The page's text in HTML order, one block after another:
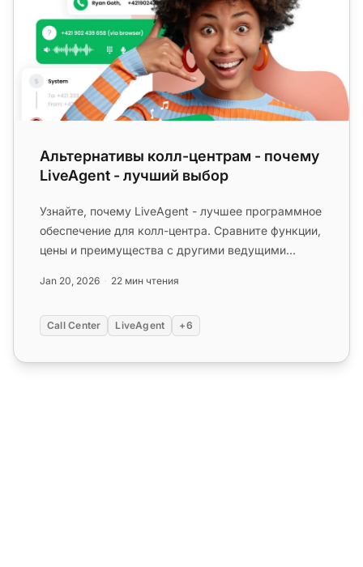
Альтернативы колл-центрам - почему
LiveAgent - лучший выбор
Узнайте, почему LiveAgent - лучшее программное
обеспечение для колл-центра. Сравните функции,
цены и преимущества с другими ведущими
Jan 20, 2026 22 мин чтения
Call Center LiveAgent +6